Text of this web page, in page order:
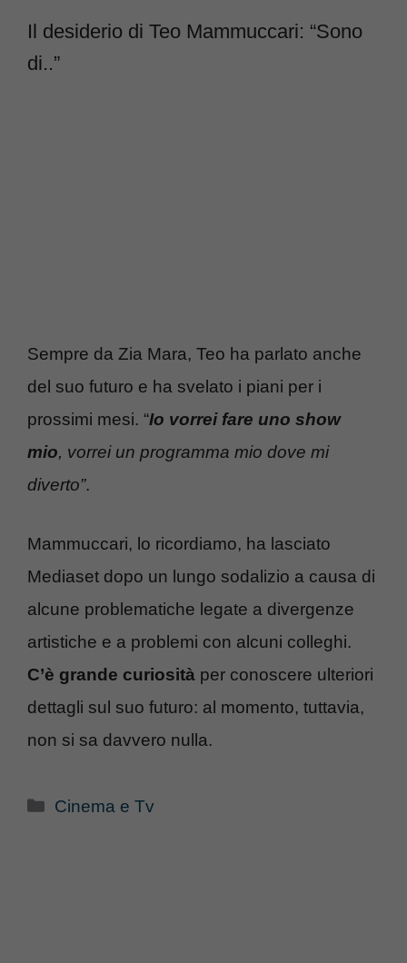
Il desiderio di Teo Mammuccari: “Sono
di..”
Sempre da Zia Mara, Teo ha parlato anche
del suo futuro e ha svelato i piani per i
prossimi mesi. “Io vorrei fare uno show
mio, vorrei un programma mio dove mi
diverto”.
Mammuccari, lo ricordiamo, ha lasciato
Mediaset dopo un lungo sodalizio a causa di
alcune problematiche legate a divergenze
artistiche e a problemi con alcuni colleghi.
C’è grande curiosità per conoscere ulteriori
dettagli sul suo futuro: al momento, tuttavia,
non si sa davvero nulla.
Categorie
Cinema e Tv